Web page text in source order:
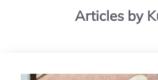
Articles by